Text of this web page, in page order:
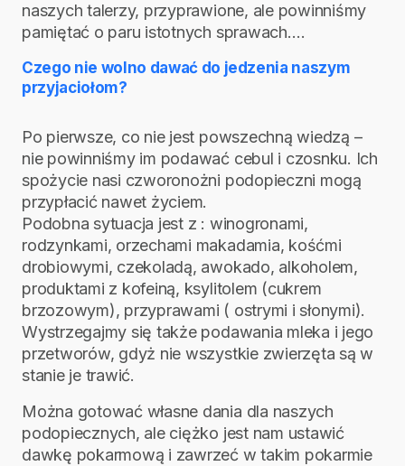
naszych talerzy, przyprawione, ale powinniśmy
pamiętać o paru istotnych sprawach….
Czego nie wolno dawać do jedzenia naszym
przyjaciołom?
Po pierwsze, co nie jest powszechną wiedzą –
nie powinniśmy im podawać cebul i czosnku. Ich
spożycie nasi czworonożni podopieczni mogą
przypłacić nawet życiem.
Podobna sytuacja jest z : winogronami,
rodzynkami, orzechami makadamia, kośćmi
drobiowymi, czekoladą, awokado, alkoholem,
produktami z kofeiną, ksylitolem (cukrem
brzozowym), przyprawami ( ostrymi i słonymi).
Wystrzegajmy się także podawania mleka i jego
przetworów, gdyż nie wszystkie zwierzęta są w
stanie je trawić.
Można gotować własne dania dla naszych
podopiecznych, ale ciężko jest nam ustawić
dawkę pokarmową i zawrzeć w takim pokarmie